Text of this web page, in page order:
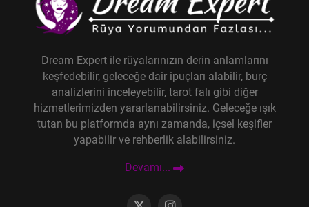
Dream Expert ile rüyalarınızın derin anlamlarını
keşfedebilir, geleceğe dair ipuçları alabilir, burç
analizlerini inceleyebilir, tarot falı gibi diğer
hizmetlerimizden yararlanabilirsiniz. Geleceğe ışık
tutan bu platformda aynı zamanda, içsel keşifler
yapabilir ve rehberlik alabilirsiniz.
Devamı...